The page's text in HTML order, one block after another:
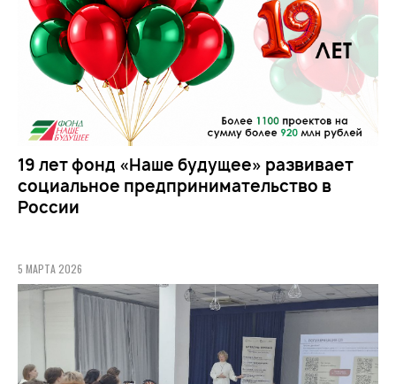
19 лет фонд «Наше будущее» развивает
социальное предпринимательство в
России
5 МАРТА 2026